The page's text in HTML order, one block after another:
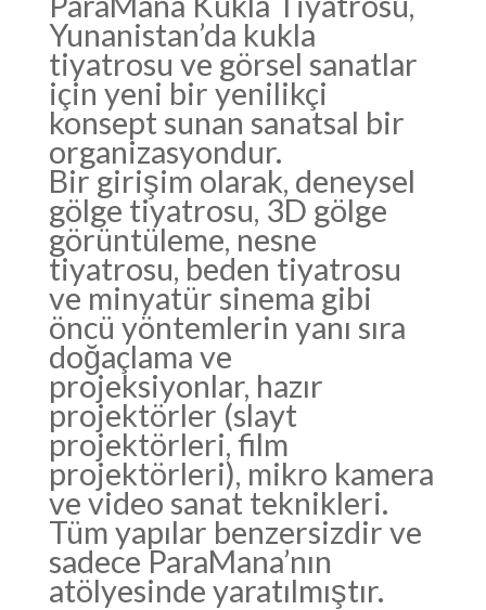
Yunanistan’da kukla
tiyatrosu ve görsel sanatlar
için yeni bir yenilikçi
konsept sunan sanatsal bir
organizasyondur.
Bir girişim olarak, deneysel
gölge tiyatrosu, 3D gölge
görüntüleme, nesne
tiyatrosu, beden tiyatrosu
ve minyatür sinema gibi
öncü yöntemlerin yanı sıra
doğaçlama ve
projeksiyonlar, hazır
projektörler (slayt
projektörleri, film
projektörleri), mikro kamera
ve video sanat teknikleri.
Tüm yapılar benzersizdir ve
sadece ParaMana’nın
atölyesinde yaratılmıştır.